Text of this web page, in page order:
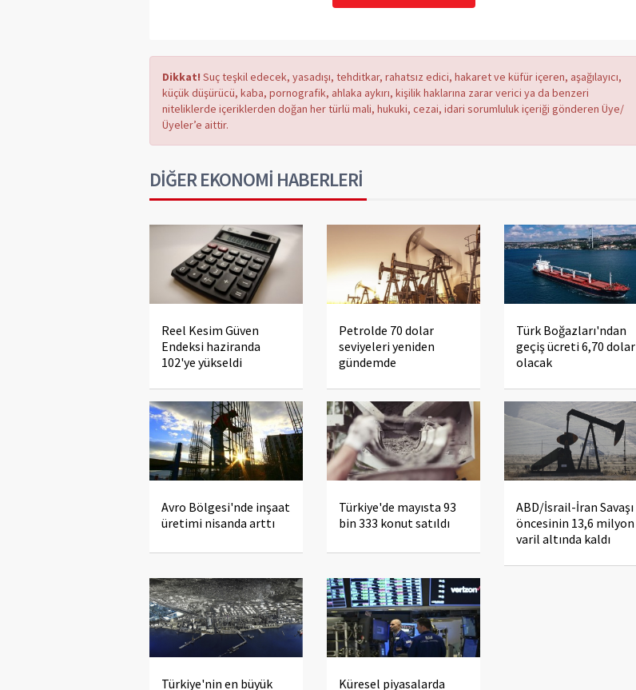
Dikkat! Suç teşkil edecek, yasadışı, tehditkar, rahatsız edici, hakaret ve küfür içeren, aşağılayıcı,
küçük düşürücü, kaba, pornografik, ahlaka aykırı, kişilik haklarına zarar verici ya da benzeri
niteliklerde içeriklerden doğan her türlü mali, hukuki, cezai, idari sorumluluk içeriği gönderen Üye/
Üyeler’e aittir.
DİĞER EKONOMİ HABERLERİ
Reel Kesim Güven
Endeksi haziranda
102'ye yükseldi
Petrolde 70 dolar
seviyeleri yeniden
gündemde
Türk Boğazları'ndan
geçiş ücreti 6,70 dolar
olacak
Avro Bölgesi'nde inşaat
üretimi nisanda arttı
Türkiye'de mayısta 93
bin 333 konut satıldı
ABD/İsrail-İran Savaşı
öncesinin 13,6 milyon
varil altında kaldı
Türkiye'nin en büyük Küresel piyasalarda